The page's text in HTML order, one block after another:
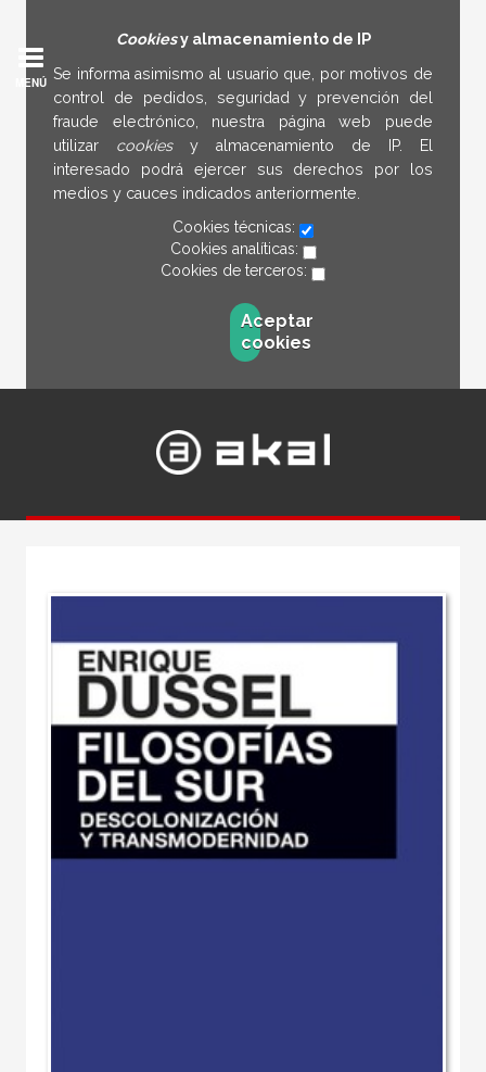
Cookiesy almacenamiento de IP
Se informa asimismo al usuario que, por motivos de
control de pedidos, seguridad y prevención del
fraude electrónico, nuestra página web puede
utilizar cookies y almacenamiento de IP. El
interesado podrá ejercer sus derechos por los
medios y cauces indicados anteriormente.
Cookies técnicas:
Cookies analíticas:
Cookies de terceros:
Aceptar
cookies
MENÚ